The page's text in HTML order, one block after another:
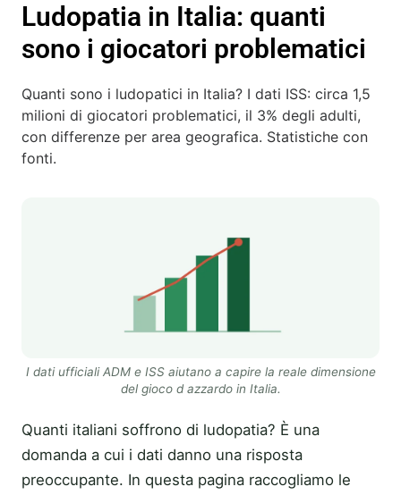
Ludopatia in Italia: quanti
sono i giocatori problematici
Quanti sono i ludopatici in Italia? I dati ISS: circa 1,5
milioni di giocatori problematici, il 3% degli adulti,
con differenze per area geografica. Statistiche con
fonti.
I dati ufficiali ADM e ISS aiutano a capire la reale dimensione
del gioco d azzardo in Italia.
Quanti italiani soffrono di ludopatia? È una
domanda a cui i dati danno una risposta
preoccupante. In questa pagina raccogliamo le